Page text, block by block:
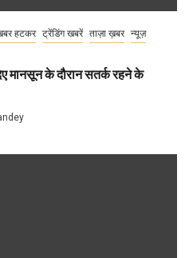
हटकर ट्रेंडिंग खबरें ताज़ा ख़बर न्यूज़
मानसून के दौरान सतर्क रहने के